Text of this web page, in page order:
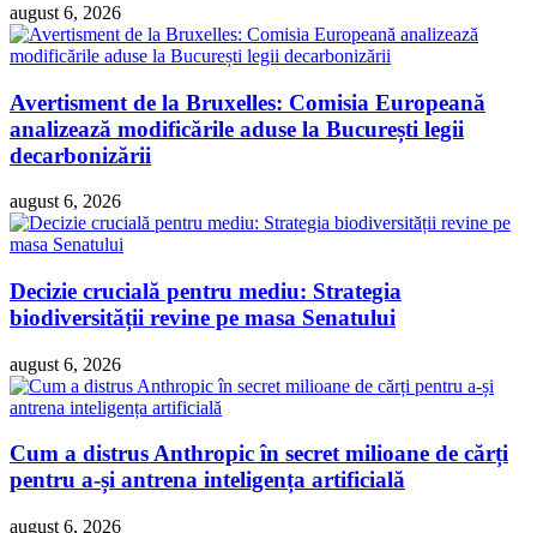
august 6, 2026
Avertisment de la Bruxelles: Comisia Europeană
analizează modificările aduse la București legii
decarbonizării
august 6, 2026
Decizie crucială pentru mediu: Strategia
biodiversității revine pe masa Senatului
august 6, 2026
Cum a distrus Anthropic în secret milioane de cărți
pentru a-și antrena inteligența artificială
august 6, 2026